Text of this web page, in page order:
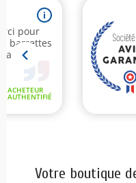
Votre boutique